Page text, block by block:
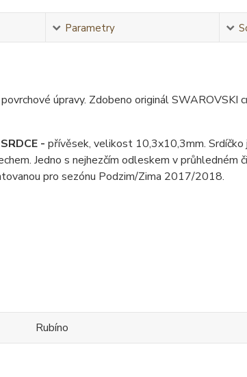
Parametry
úpravy. Zdobeno originál
- přívěsek, velikost 10,3x10,3mm. Srdíčko
Jedno s nejhezčím odleskem v průhledném
pro sezónu Podzim/Zima 2017/2018.
Rubíno